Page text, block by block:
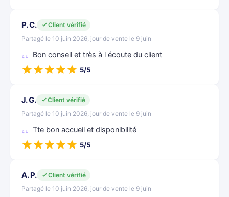
P. C.
Client vérifié
Partagé le 10 juin 2026, jour de vente le 9 juin
Bon conseil et très à l écoute du client
5/5
J. G.
Client vérifié
Partagé le 10 juin 2026, jour de vente le 9 juin
Tte bon accueil et disponibilité
5/5
A. P.
Client vérifié
Partagé le 10 juin 2026, jour de vente le 9 juin